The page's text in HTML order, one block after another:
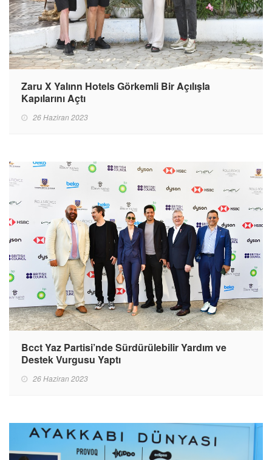
Zaru X Yalınn Hotels Görkemli Bir Açılışla
Kapılarını Açtı
26 Haziran 2023
Bcct Yaz Partisi’nde Sürdürülebilir Yardım ve
Destek Vurgusu Yaptı
26 Haziran 2023